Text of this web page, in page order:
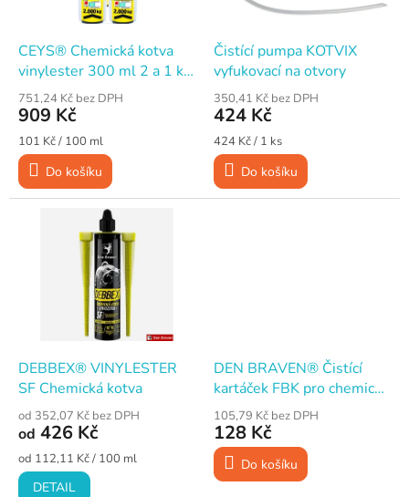
CEYS® Chemická kotva
vinylester 300 ml 2 a 1 ks
ZDARMA
751,24 Kč bez DPH
909 Kč
Měrná
cena:
101 Kč / 100 ml
Do košíku
Čistící pumpa KOTVIX
vyfukovací na otvory
350,41 Kč bez DPH
424 Kč
Měrná
cena:
424 Kč / 1 ks
Do košíku
DEBBEX® VINYLESTER
SF Chemická kotva
od 352,07 Kč bez DPH
od 426 Kč
Měrná
cena:
od 112,11 Kč / 100 ml
DETAIL
DEN BRAVEN® Čistící
kartáček FBK pro chemické
kotvy, pr. 12 mm
105,79 Kč bez DPH
128 Kč
Do košíku